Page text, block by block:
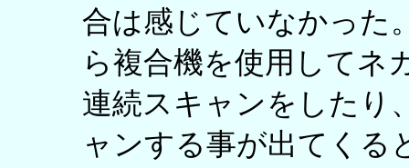
合は感じていなかった
ら複合機を使用してネ
連続スキャンをしたり
ャンする事が出てくる